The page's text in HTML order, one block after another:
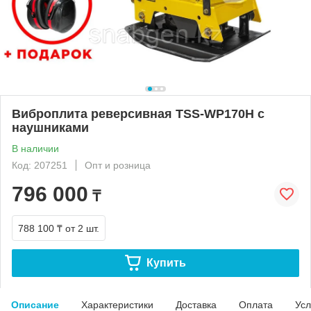
Виброплита реверсивная TSS-WP170H с
наушниками
В наличии
Код: 207251
Опт и розница
796 000 ₸
788 100 ₸ от 2 шт.
Купить
Описание Характеристики Доставка Оплата